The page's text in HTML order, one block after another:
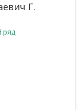
Г.
ряд